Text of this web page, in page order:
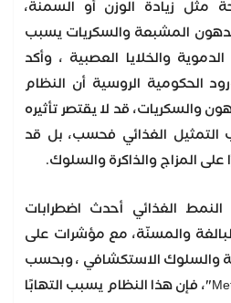
مثل زيادة الوزن أو السمنة،
المشبعة والسكريات يسبب
الدموية والخلايا العصبية ، وأكد
الحكومية الروسية أن النظام
والسكريات، قد لا يقتصر تأثيره
التمثيل الغذائي فحسب، بل قد
على المزاج والذاكرة والسلوك.
الغذائي أحدث اضطرابات
والمسنّة، مع مؤشرات على
والسلوك الاستكشافي ، وبحسب
ما نُشر في مجلة "Metabolites"، فإن هذا النظام يسبب التهابًا